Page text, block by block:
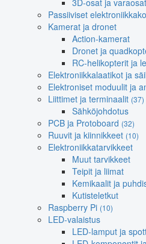
3D-osat ja varaosat
Passiiviset
Kamerat ja dronet
Action-kamerat
Dronet ja
RC-helikopterit ja
Elektroniikkalaatikot ja
Elektroniset moduulit ja
Liittimet ja terminaalit (37)
Sähköjohdotus
PCB ja Protoboard (32)
Ruuvit ja kiinnikkeet (10)
Elektroniikkatarvikkeet
Muut tarvikkeet
Teipit ja liimat
Kemikaalit ja
Kutisteletkut
Raspberry Pi (10)
LED-valaistus
LED-lamput ja